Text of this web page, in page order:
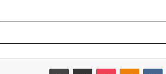
Odnoklassniki
‫Pocket مشاركة عبر البريد طباعة